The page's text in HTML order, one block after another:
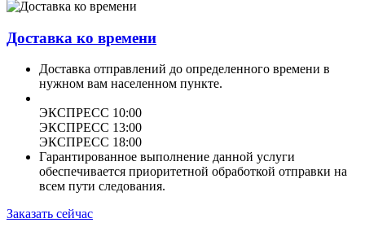
Доставка ко времени
Доставка отправлений до определенного времени в
нужном вам населенном пункте.
ЭКСПРЕСС 10:00
ЭКСПРЕСС 13:00
ЭКСПРЕСС 18:00
Гарантированное выполнение данной услуги
обеспечивается приоритетной обработкой отправки на
всем пути следования.
Заказать сейчас